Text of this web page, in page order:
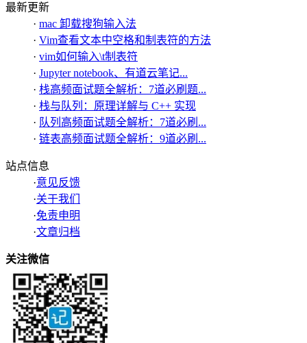
最新更新
· mac 卸载搜狗输入法
· Vim查看文本中空格和制表符的方法
· vim如何输入\t制表符
· Jupyter notebook、有道云笔记...
· 栈高频面试题全解析：7道必刷题...
· 栈与队列：原理详解与 C++ 实现
· 队列高频面试题全解析：7道必刷...
· 链表高频面试题全解析：9道必刷...
站点信息
·意见反馈
·关于我们
·免责申明
·文章归档
关注微信